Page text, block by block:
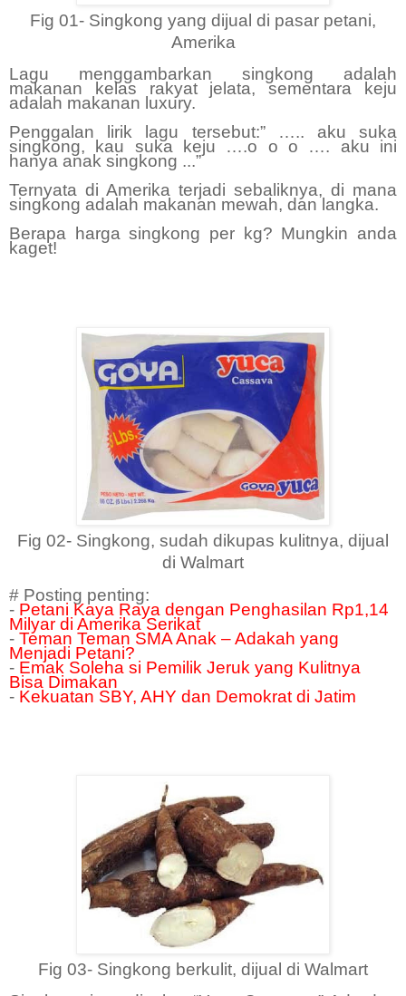
Fig 01- Singkong yang dijual di pasar petani,
Amerika
Lagu menggambarkan singkong adalah
makanan kelas rakyat jelata, sementara keju
adalah makanan luxury.
Penggalan lirik lagu tersebut:” ….. aku suka
singkong, kau suka keju ….o o o …. aku ini
hanya anak singkong ...”
Ternyata di Amerika terjadi sebaliknya, di mana
singkong adalah makanan mewah, dan langka.
Berapa harga singkong per kg? Mungkin anda
kaget!
Fig 02- Singkong, sudah dikupas kulitnya, dijual
di Walmart
# Posting penting:
- Petani Kaya Raya dengan Penghasilan Rp1,14
Milyar di Amerika Serikat
- Teman Teman SMA Anak – Adakah yang
Menjadi Petani?
- Emak Soleha si Pemilik Jeruk yang Kulitnya
Bisa Dimakan
- Kekuatan SBY, AHY dan Demokrat di Jatim
Fig 03- Singkong berkulit, dijual di Walmart